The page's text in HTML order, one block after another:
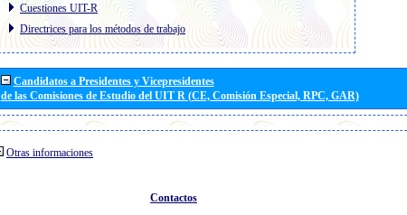
Cuestiones UIT-R
Directrices para los métodos de trabajo
Candidatos a Presidentes y Vicepresidentes
de las Comisiones de Estudio del UIT R (CE, Comisión Especial, RPC, GAR)
Otras informaciones
Contactos